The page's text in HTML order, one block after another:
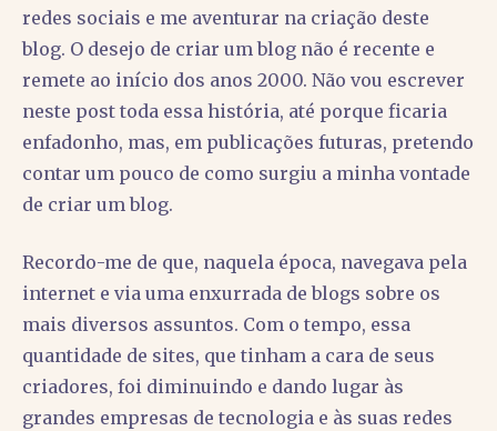
redes sociais e me aventurar na criação deste
blog. O desejo de criar um blog não é recente e
remete ao início dos anos 2000. Não vou escrever
neste post toda essa história, até porque ficaria
enfadonho, mas, em publicações futuras, pretendo
contar um pouco de como surgiu a minha vontade
de criar um blog.
Recordo-me de que, naquela época, navegava pela
internet e via uma enxurrada de blogs sobre os
mais diversos assuntos. Com o tempo, essa
quantidade de sites, que tinham a cara de seus
criadores, foi diminuindo e dando lugar às
grandes empresas de tecnologia e às suas redes